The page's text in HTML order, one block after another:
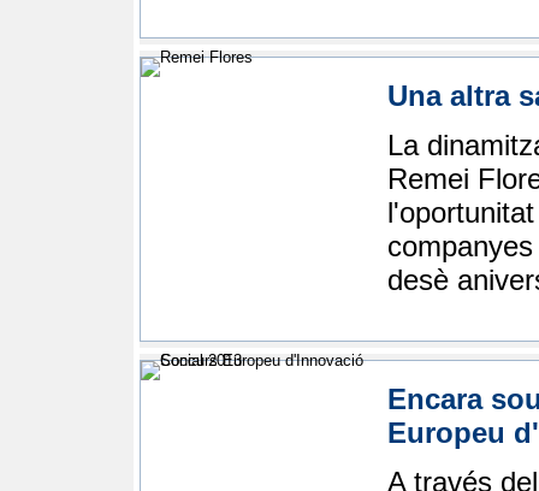
Una altra
La
Remei
desè
Encara
Europeu
A través